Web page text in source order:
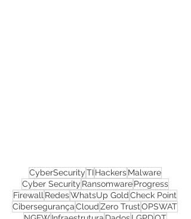
CyberSecurityTIHackersMalware
Cyber SecurityRansomwareProgress